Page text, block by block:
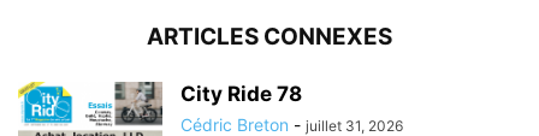
ARTICLES CONNEXES
City Ride 78
Cédric Breton - juillet 31, 2026